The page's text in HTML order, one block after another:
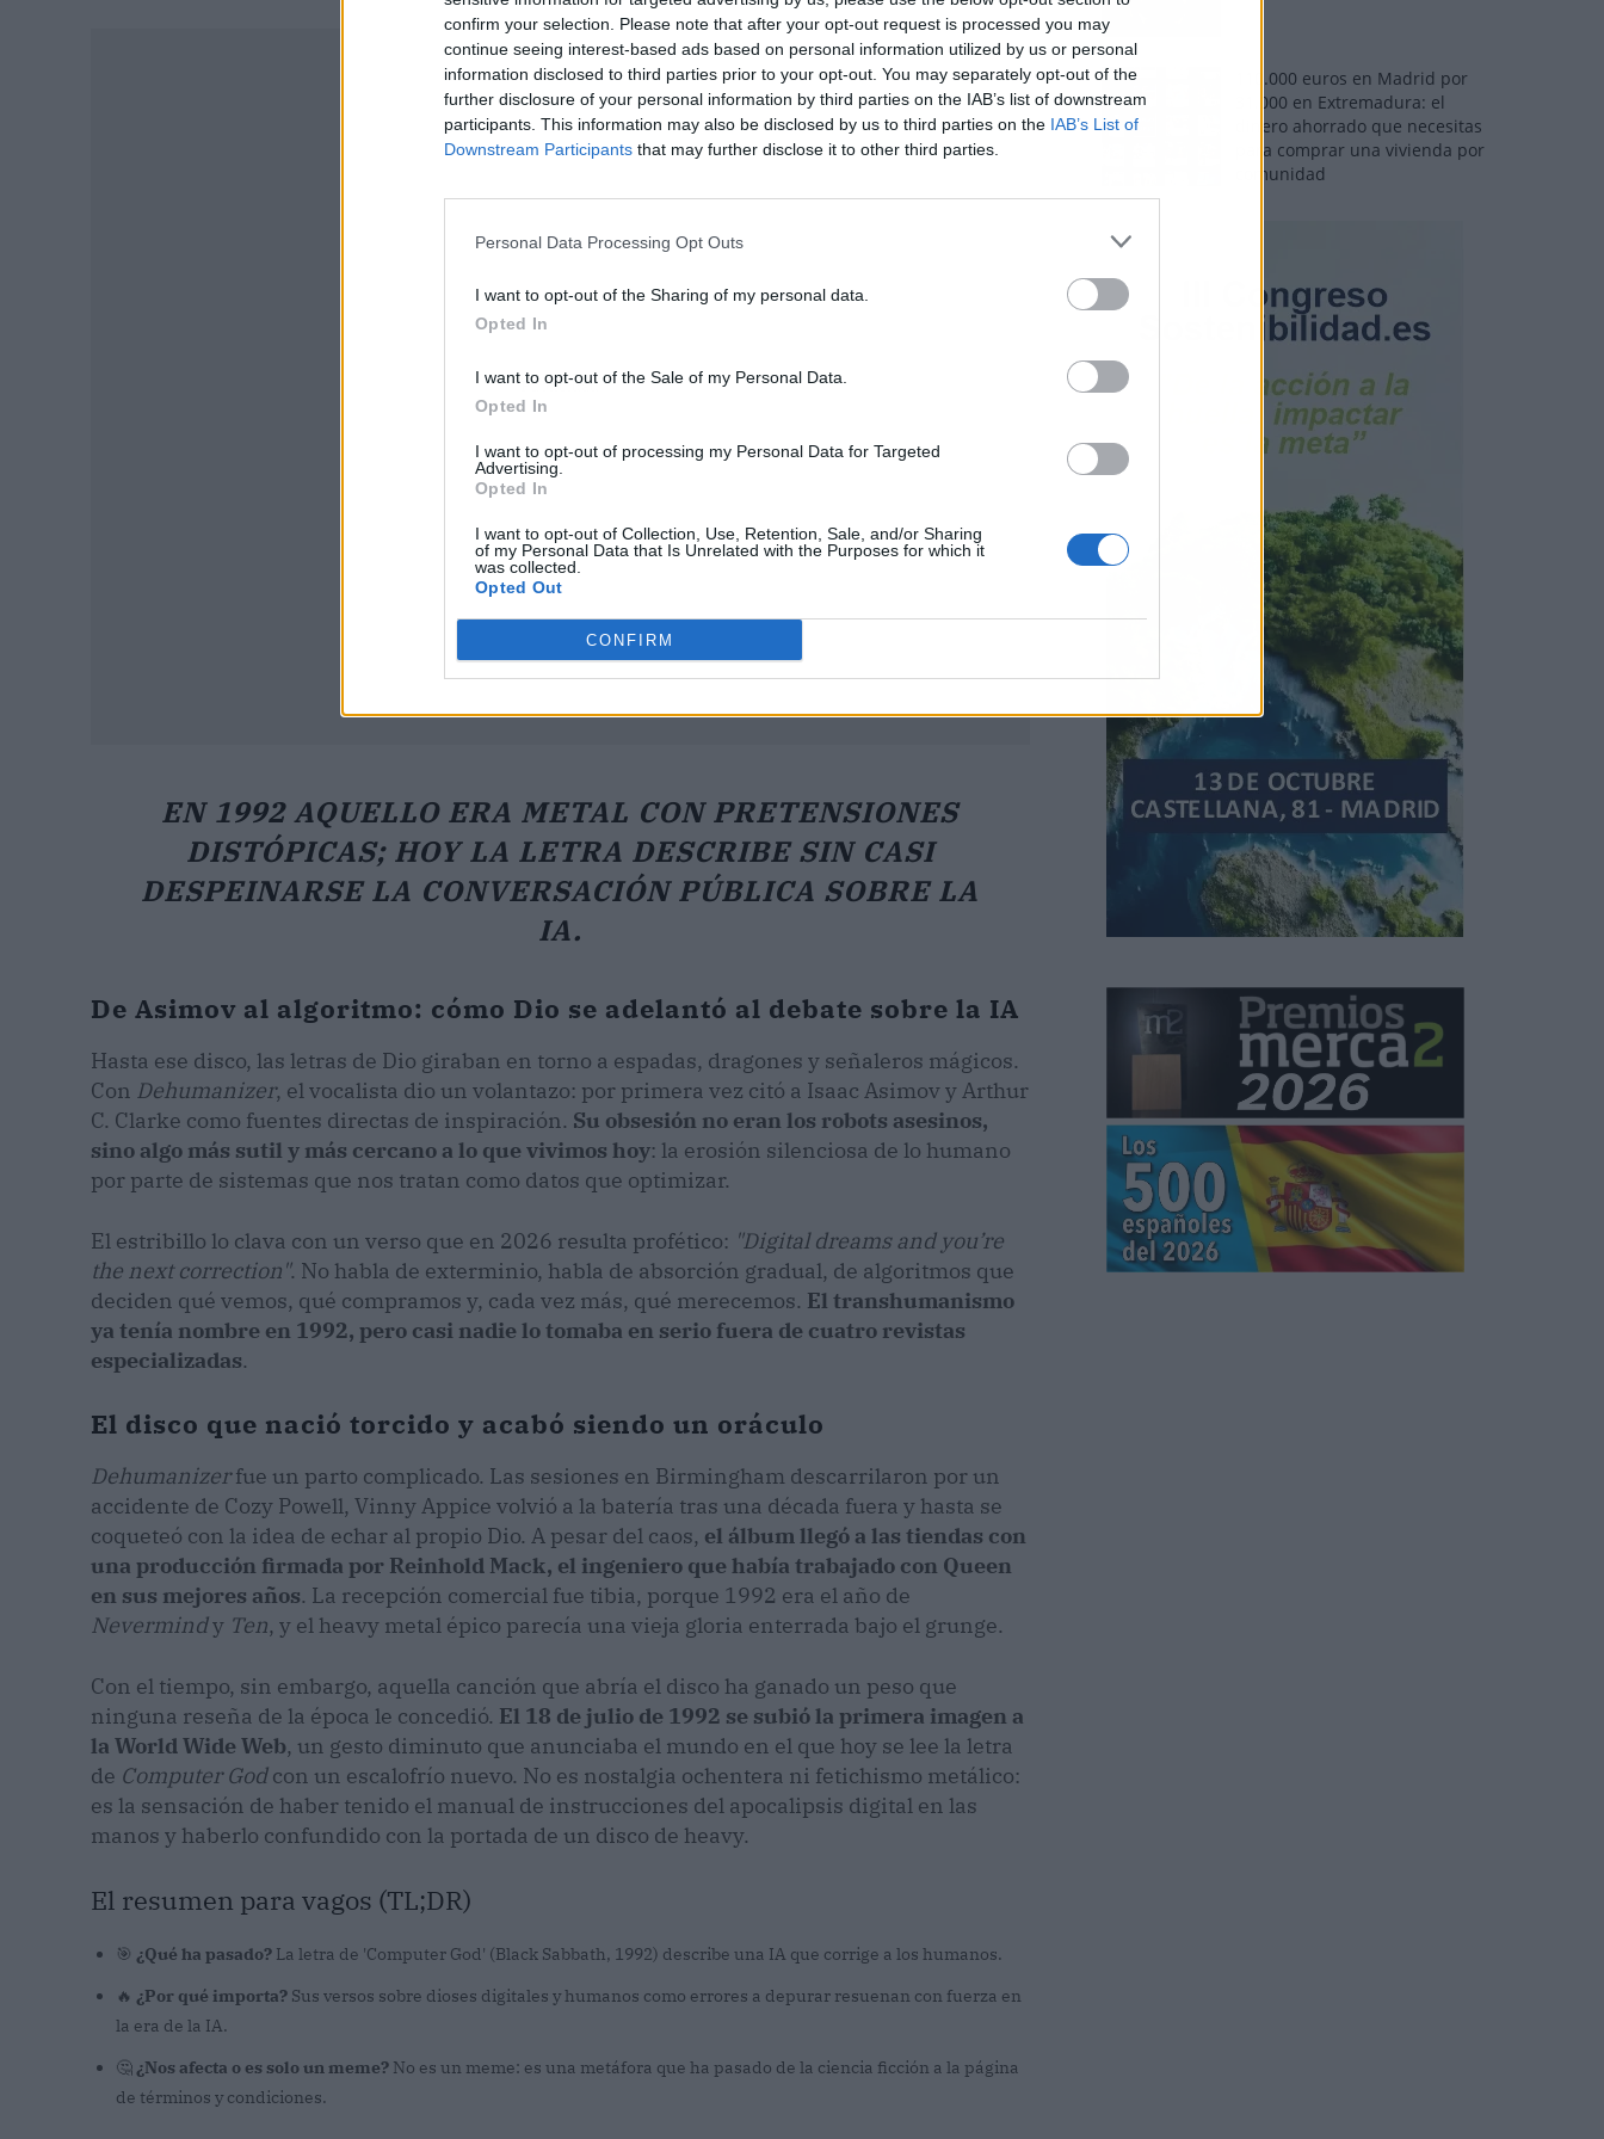
confirm your selection. Please note that after your opt-out request is processed you may
continue seeing interest-based ads based on personal information utilized by us or personal
information disclosed to third parties prior to your opt-out. You may separately opt-out of the
further disclosure of your personal information by third parties on the IAB’s list of downstream
participants. This information may also be disclosed by us to third parties on the IAB’s List of
Downstream Participants that may further disclose it to other third parties.
Personal Data Processing Opt Outs
I want to opt-out of the Sharing of my personal data.
Opted In
I want to opt-out of the Sale of my Personal Data.
Opted In
I want to opt-out of processing my Personal Data for Targeted
Advertising.
Opted In
I want to opt-out of Collection, Use, Retention, Sale, and/or Sharing
of my Personal Data that Is Unrelated with the Purposes for which it
was collected.
Opted Out
CONFIRM
Publicidad
EN 1992 AQUELLO ERA METAL CON PRETENSIONES
DISTÓPICAS; HOY LA LETRA DESCRIBE SIN CASI
DESPEINARSE LA CONVERSACIÓN PÚBLICA SOBRE LA
IA.
De Asimov al algoritmo: cómo Dio se adelantó al debate sobre la IA
Hasta ese disco, las letras de Dio giraban en torno a espadas, dragones y señaleros mágicos.
Con Dehumanizer, el vocalista dio un volantazo: por primera vez citó a Isaac Asimov y Arthur
C. Clarke como fuentes directas de inspiración. Su obsesión no eran los robots asesinos,
sino algo más sutil y más cercano a lo que vivimos hoy: la erosión silenciosa de lo humano
por parte de sistemas que nos tratan como datos que optimizar.
El estribillo lo clava con un verso que en 2026 resulta profético: "Digital dreams and you’re
the next correction". No habla de exterminio, habla de absorción gradual, de algoritmos que
deciden qué vemos, qué compramos y, cada vez más, qué merecemos. El transhumanismo
ya tenía nombre en 1992, pero casi nadie lo tomaba en serio fuera de cuatro revistas
especializadas.
El disco que nació torcido y acabó siendo un oráculo
Dehumanizerfue un parto complicado. Las sesiones en Birmingham descarrilaron por un
accidente de Cozy Powell, Vinny Appice volvió a la batería tras una década fuera y hasta se
coqueteó con la idea de echar al propio Dio. A pesar del caos, el álbum llegó a las tiendas con
una producción firmada por Reinhold Mack, el ingeniero que había trabajado con Queen
en sus mejores años. La recepción comercial fue tibia, porque 1992 era el año de
Nevermindy Ten, y el heavy metal épico parecía una vieja gloria enterrada bajo el grunge.
Con el tiempo, sin embargo, aquella canción que abría el disco ha ganado un peso que
ninguna reseña de la época le concedió. El 18 de julio de 1992 se subió la primera imagen a
la World Wide Web, un gesto diminuto que anunciaba el mundo en el que hoy se lee la letra
de Computer Godcon un escalofrío nuevo. No es nostalgia ochentera ni fetichismo metálico:
es la sensación de haber tenido el manual de instrucciones del apocalipsis digital en las
manos y haberlo confundido con la portada de un disco de heavy.
El resumen para vagos (TL;DR)
🎯 ¿Qué ha pasado? La letra de 'Computer God' (Black Sabbath, 1992) describe una IA que corrige a los humanos.
🔥 ¿Por qué importa? Sus versos sobre dioses digitales y humanos como errores a depurar resuenan con fuerza en
la era de la IA.
🤔 ¿Nos afecta o es solo un meme? No es un meme: es una metáfora que ha pasado de la ciencia ficción a la página
de términos y condiciones.
110.000 euros en Madrid por
31.000 en Extremadura: el
dinero ahorrado que necesitas
para comprar una vivienda por
comunidad